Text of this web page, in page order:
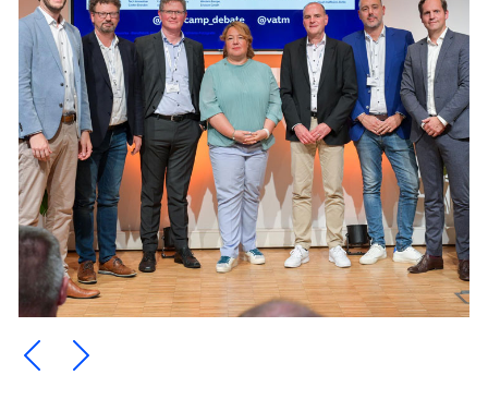
Ein Element zurück blättern
Ein Element weiter blättern